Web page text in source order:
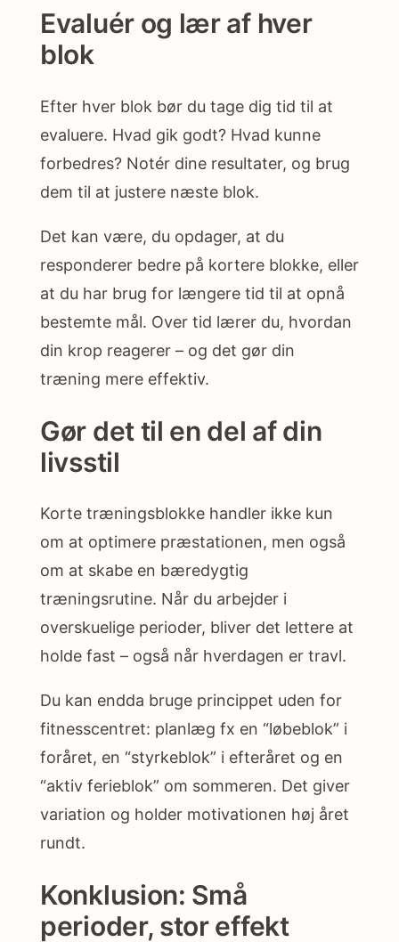
Evaluér og lær af hver
blok
Efter hver blok bør du tage dig tid til at
evaluere. Hvad gik godt? Hvad kunne
forbedres? Notér dine resultater, og brug
dem til at justere næste blok.
Det kan være, du opdager, at du
responderer bedre på kortere blokke, eller
at du har brug for længere tid til at opnå
bestemte mål. Over tid lærer du, hvordan
din krop reagerer – og det gør din
træning mere effektiv.
Gør det til en del af din
livsstil
Korte træningsblokke handler ikke kun
om at optimere præstationen, men også
om at skabe en bæredygtig
træningsrutine. Når du arbejder i
overskuelige perioder, bliver det lettere at
holde fast – også når hverdagen er travl.
Du kan endda bruge princippet uden for
fitnesscentret: planlæg fx en “løbeblok” i
foråret, en “styrkeblok” i efteråret og en
“aktiv ferieblok” om sommeren. Det giver
variation og holder motivationen høj året
rundt.
Konklusion: Små
perioder, stor effekt